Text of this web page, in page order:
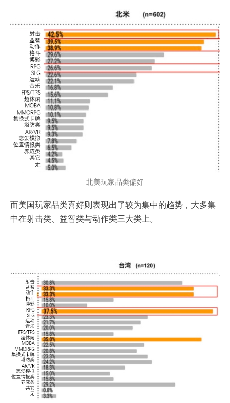
北美玩家品类偏好
而美国玩家品类喜好则表现出了较为集中的趋势，大多集
中在射击类、益智类与动作类三大类上。